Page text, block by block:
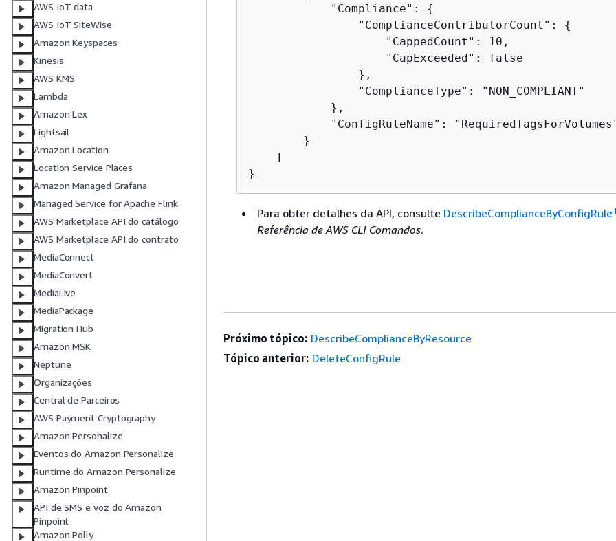
AWS IoT data
AWS IoT SiteWise
Amazon Keyspaces
Kinesis
AWS KMS
Lambda
Amazon Lex
Lightsail
Amazon Location
Location Service Places
Amazon Managed Grafana
Managed Service for Apache Flink
AWS Marketplace API do catálogo
AWS Marketplace API do contrato
MediaConnect
MediaConvert
MediaLive
MediaPackage
Migration Hub
Amazon MSK
Neptune
Organizações
Central de Parceiros
AWS Payment Cryptography
Amazon Personalize
Eventos do Amazon Personalize
Runtime do Amazon Personalize
Amazon Pinpoint
API de SMS e voz do Amazon
Pinpoint
Amazon Polly
            "Compliance":
{
                "ComplianceContributorCount":
{
                    "CappedCount": 10,
                    "CapExceeded": false
                },
                "ComplianceType": "NON_COMPLIANT"
            },
"ConfigRuleName":
        }
    ]
}
Para obter detalhes da API, consulte DescribeComplianceByConfigRule
Referência de AWS CLI Comandos.
Próximo tópico: DescribeComplianceByResource
Tópico anterior: DeleteConfigRule